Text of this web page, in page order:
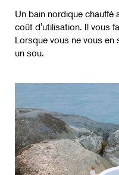
Un bain nordique chauffé
coût d'utilisation. Il vous
Lorsque vous ne vous en
un sou.